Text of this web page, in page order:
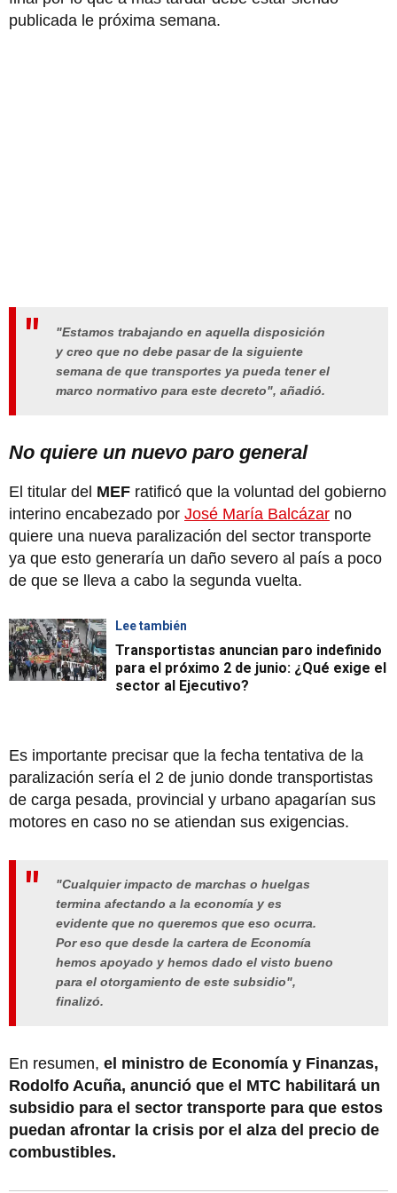
publicada le próxima semana.
"Estamos trabajando en aquella disposición
y creo que no debe pasar de la siguiente
semana de que transportes ya pueda tener el
marco normativo para este decreto", añadió.
No quiere un nuevo paro general
El titular del MEF ratificó que la voluntad del gobierno
interino encabezado por José María Balcázar no
quiere una nueva paralización del sector transporte
ya que esto generaría un daño severo al país a poco
de que se lleva a cabo la segunda vuelta.
Lee también
Transportistas anuncian paro indefinido
para el próximo 2 de junio: ¿Qué exige el
sector al Ejecutivo?
Es importante precisar que la fecha tentativa de la
paralización sería el 2 de junio donde transportistas
de carga pesada, provincial y urbano apagarían sus
motores en caso no se atiendan sus exigencias.
"Cualquier impacto de marchas o huelgas
termina afectando a la economía y es
evidente que no queremos que eso ocurra.
Por eso que desde la cartera de Economía
hemos apoyado y hemos dado el visto bueno
para el otorgamiento de este subsidio",
finalizó.
En resumen, el ministro de Economía y Finanzas,
Rodolfo Acuña, anunció que el MTC habilitará un
subsidio para el sector transporte para que estos
puedan afrontar la crisis por el alza del precio de
combustibles.